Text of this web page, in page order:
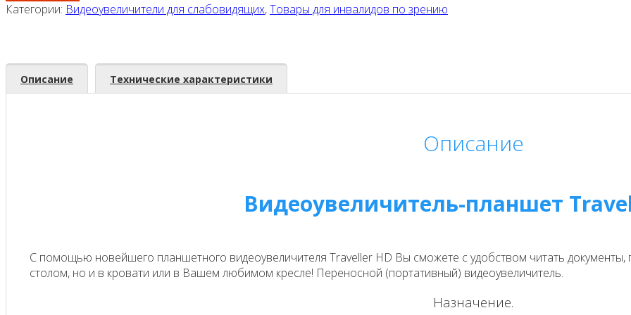
Категории: Видеоувеличители для слабовидящих,Товары для инвалидов по зрению
Описание Технические характеристики
Описание
Видеоувеличитель-планшет
С помощью новейшего планшетного видеоувеличителя Traveller HD Вы сможете с удобством читать документы,
столом, но и в кровати или в Вашем любимом кресле! Переносной (портативный) видеоувеличитель.
Назначение.